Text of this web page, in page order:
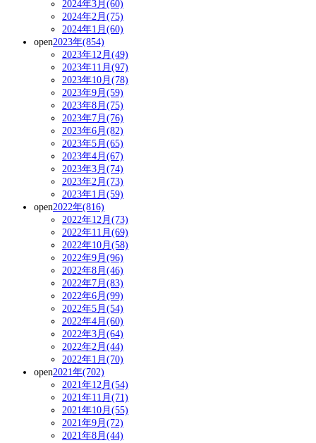
2024年3月(60)
2024年2月(75)
2024年1月(60)
open2023年(854)
2023年12月(49)
2023年11月(97)
2023年10月(78)
2023年9月(59)
2023年8月(75)
2023年7月(76)
2023年6月(82)
2023年5月(65)
2023年4月(67)
2023年3月(74)
2023年2月(73)
2023年1月(59)
open2022年(816)
2022年12月(73)
2022年11月(69)
2022年10月(58)
2022年9月(96)
2022年8月(46)
2022年7月(83)
2022年6月(99)
2022年5月(54)
2022年4月(60)
2022年3月(64)
2022年2月(44)
2022年1月(70)
open2021年(702)
2021年12月(54)
2021年11月(71)
2021年10月(55)
2021年9月(72)
2021年8月(44)